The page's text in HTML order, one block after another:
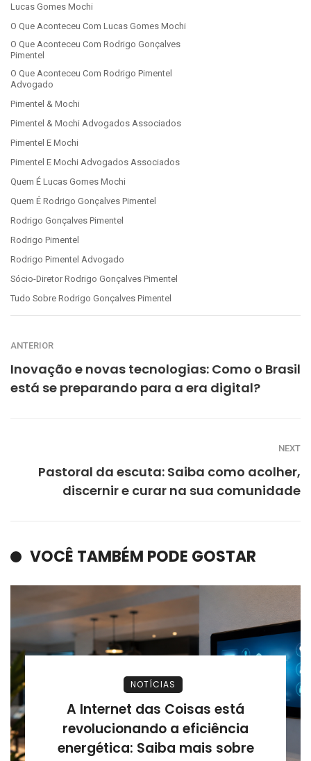
Lucas Gomes Mochi
O Que Aconteceu Com Lucas Gomes Mochi
O Que Aconteceu Com Rodrigo Gonçalves
Pimentel
O Que Aconteceu Com Rodrigo Pimentel
Advogado
Pimentel & Mochi
Pimentel & Mochi Advogados Associados
Pimentel E Mochi
Pimentel E Mochi Advogados Associados
Quem É Lucas Gomes Mochi
Quem É Rodrigo Gonçalves Pimentel
Rodrigo Gonçalves Pimentel
Rodrigo Pimentel
Rodrigo Pimentel Advogado
Sócio-Diretor Rodrigo Gonçalves Pimentel
Tudo Sobre Rodrigo Gonçalves Pimentel
ANTERIOR
Inovação e novas tecnologias: Como o Brasil
está se preparando para a era digital?
NEXT
Pastoral da escuta: Saiba como acolher,
discernir e curar na sua comunidade
VOCÊ TAMBÉM PODE GOSTAR
NOTÍCIAS
A Internet das Coisas está
revolucionando a eficiência
energética: Saiba mais sobre